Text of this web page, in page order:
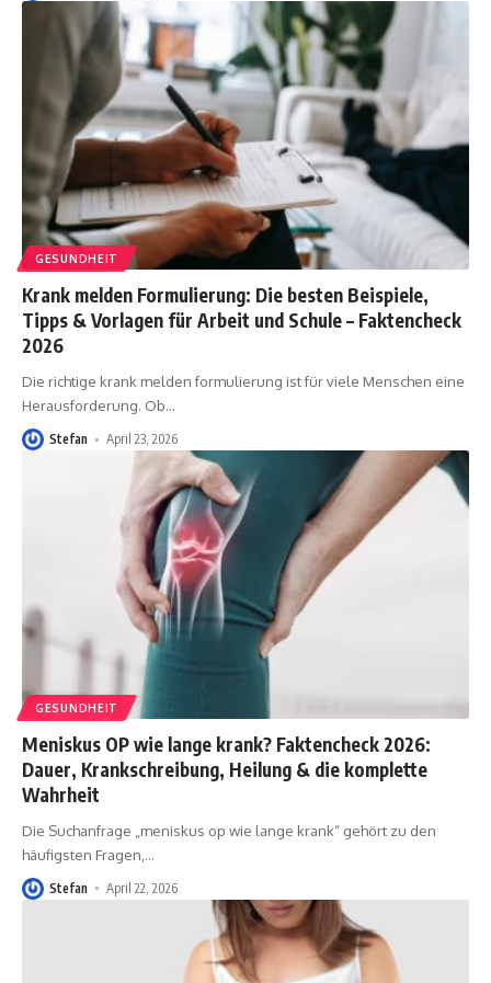
GESUNDHEIT
Krank melden Formulierung: Die besten Beispiele,
Tipps & Vorlagen für Arbeit und Schule – Faktencheck
2026
Die richtige krank melden formulierung ist für viele Menschen eine
Herausforderung. Ob…
Stefan April 23, 2026
GESUNDHEIT
Meniskus OP wie lange krank? Faktencheck 2026:
Dauer, Krankschreibung, Heilung & die komplette
Wahrheit
Die Suchanfrage „meniskus op wie lange krank“ gehört zu den
häufigsten Fragen, …
Stefan April 22, 2026